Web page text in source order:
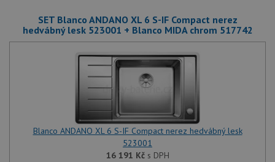
SET Blanco ANDANO XL 6 S-IF Compact nerez
hedvábný lesk 523001 + Blanco MIDA chrom 517742
Blanco ANDANO XL 6 S-IF Compact nerez hedvábný lesk
523001
16 191 Kčs DPH